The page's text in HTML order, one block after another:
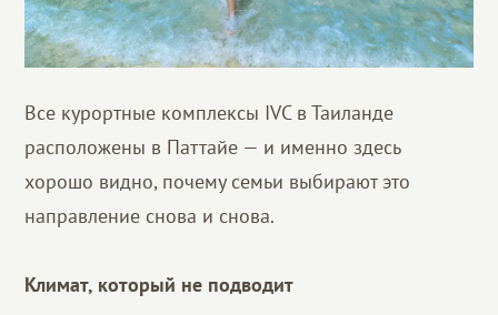
Все курортные комплексы IVC в Таиланде
расположены в Паттайе — и именно здесь
хорошо видно, почему семьи выбирают это
направление снова и снова.
Климат, который не подводит